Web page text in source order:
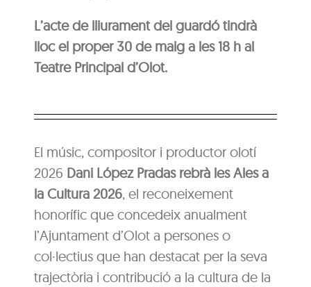
L’acte de lliurament del guardó tindrà
lloc el proper 30 de maig a les 18 h al
Teatre Principal d’Olot.
El músic, compositor i productor olotí
2026 Dani López Pradas rebrà les Ales a
la Cultura 2026, el reconeixement
honorífic que concedeix anualment
l’Ajuntament d’Olot a persones o
col·lectius que han destacat per la seva
trajectòria i contribució a la cultura de la